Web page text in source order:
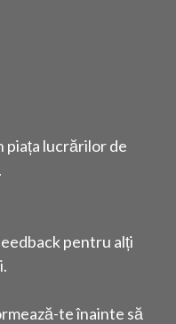
piața lucrărilor de
pentru alți
te înainte să